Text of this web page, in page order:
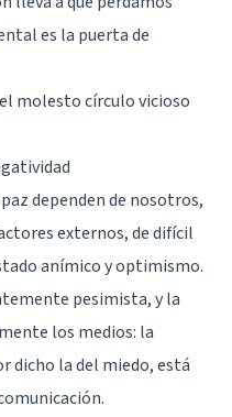
es la puerta de
molesto círculo vicioso
dependen de nosotros,
externos, de difícil
anímico y optimismo.
pesimista, y la
los medios: la
dicho la del miedo, está